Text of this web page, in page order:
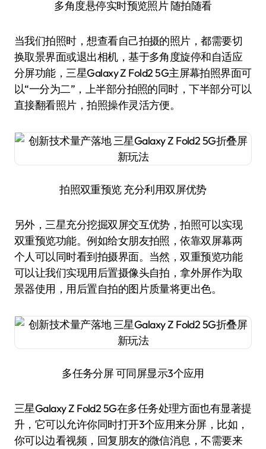
多角度悬停实时预览照片 随拍随看
当我们拍照时，想查看自己拍摄的照片，都需要切
换取景界面或退出相机，基于多角度旋停和自适应
分屏功能，三星Galaxy Z Fold2 5G主屏幕拍照界面可
以“一分为二”，上半部分拍照的同时，下半部分可以
直接翻看照片，拍照操作灵活方便。
拍照双重预览 充分利用双屏优势
另外，三星充分挖掘双屏交互优势，拍照可以实现
双重预览功能。例如给女朋友拍照，依靠双屏幕两
个人可以同时看到拍摄界面。当然，双重预览功能
可以让我们实现用后置摄像头自拍，拿外屏作为取
景器使用，用后置自拍的图片质量将更出色。
多任务分屏 可同屏显示3个应用
三星Galaxy Z Fold2 5G在多任务处理方面也有显著提
升，它可以允许你同时打开3个应用来分屏，比如，
你可以边看视频，回复朋友的微信消息，不需要来